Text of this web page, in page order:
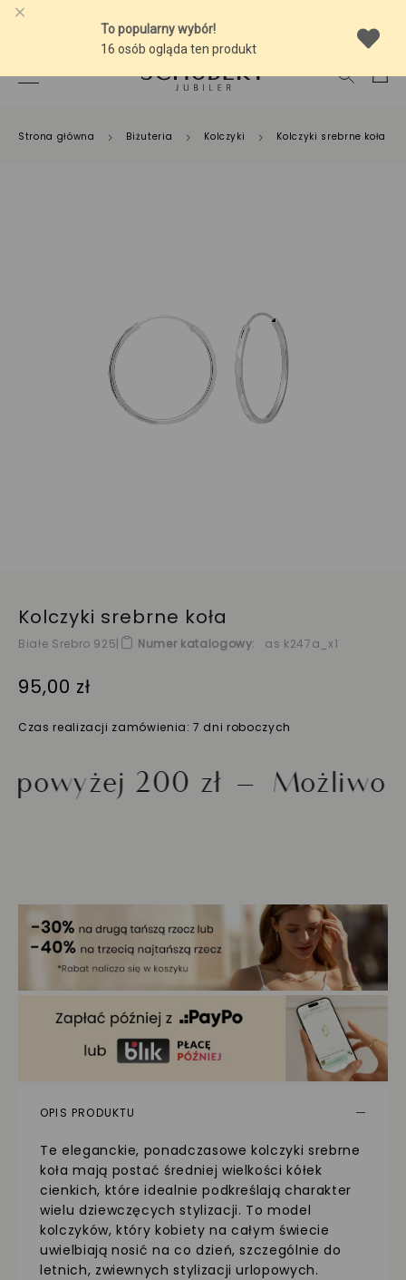
Strona główna Biżuteria Kolczyki Kolczyki srebrne koła
Kolczyki srebrne koła
Białe Srebro 925| Numer katalogowy as k247a_x1
95,00 zł
Czas realizacji zamówienia: 7 dni roboczych
200 zł Możliwość
OPIS PRODUKTU
Te eleganckie, ponadczasowe kolczyki srebrne
koła mają postać średniej wielkości kółek
cienkich, które idealnie podkreślają charakter
wielu dziewczęcych stylizacji. To model
kolczyków, który kobiety na całym świecie
uwielbiają nosić na co dzień, szczególnie do
letnich, zwiewnych stylizacji urlopowych.